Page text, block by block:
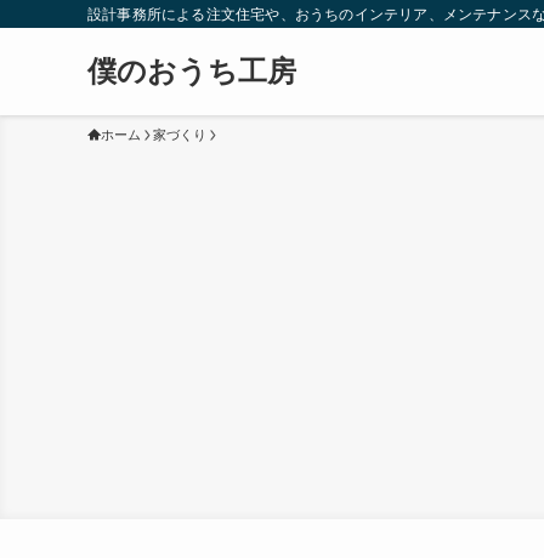
設計事務所による注文住宅や、おうちのインテリア、メンテナンス
僕のおうち工房
ホーム 家づくり